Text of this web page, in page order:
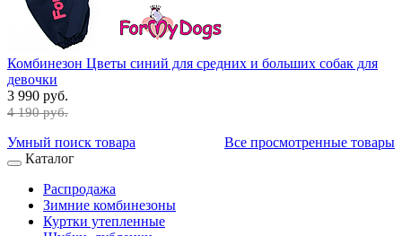
Комбинезон Цветы синий для средних и больших собак для
девочки
3 990 руб.
4 190 руб.
Все просмотренные товары
Умный поиск товара
Каталог
Распродажа
Зимние комбинезоны
Куртки утепленные